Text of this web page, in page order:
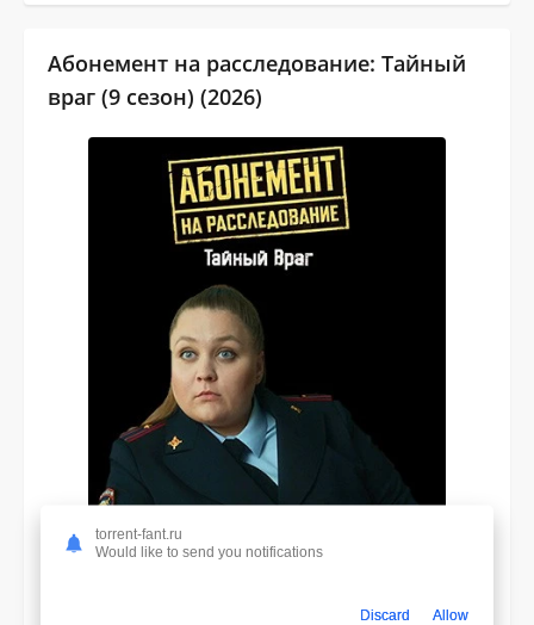
Абонемент на расследование: Тайный
враг (9 сезон) (2026)
torrent-fant.ru
Would like to send you notifications
Discard Allow